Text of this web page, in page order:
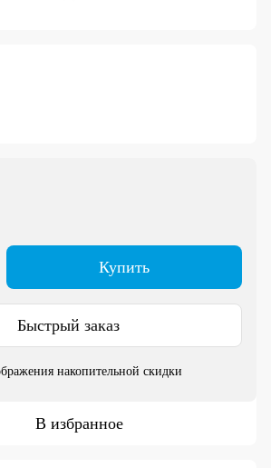
Купить
Быстрый заказ
накопительной скидки
В избранное